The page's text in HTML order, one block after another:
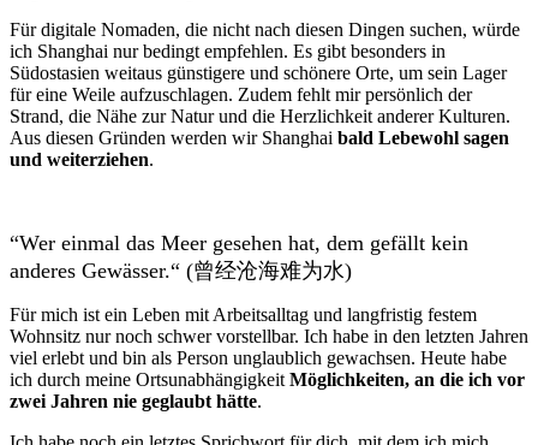
Für digitale Nomaden, die nicht nach diesen Dingen suchen, würde
ich Shanghai nur bedingt empfehlen. Es gibt besonders in
Südostasien weitaus günstigere und schönere Orte, um sein Lager
für eine Weile aufzuschlagen. Zudem fehlt mir persönlich der
Strand, die Nähe zur Natur und die Herzlichkeit anderer Kulturen.
Aus diesen Gründen werden wir Shanghai bald Lebewohl sagen
und weiterziehen.
“Wer einmal das Meer gesehen hat, dem gefällt kein
anderes Gewässer.“ (曾经沧海难为水)
Für mich ist ein Leben mit Arbeitsalltag und langfristig festem
Wohnsitz nur noch schwer vorstellbar. Ich habe in den letzten Jahren
viel erlebt und bin als Person unglaublich gewachsen. Heute habe
ich durch meine Ortsunabhängigkeit Möglichkeiten, an die ich vor
zwei Jahren nie geglaubt hätte.